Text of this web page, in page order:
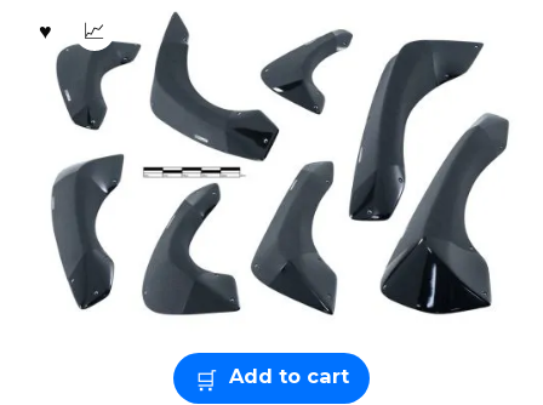
Add to cart